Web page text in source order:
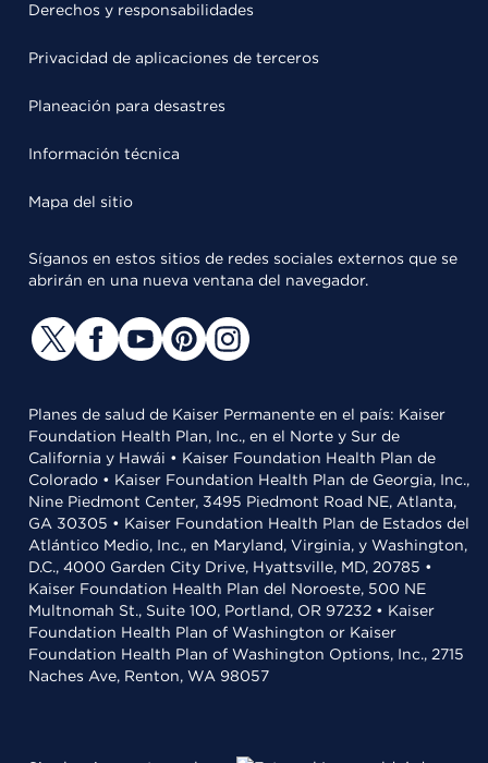
Derechos y responsabilidades
Privacidad de aplicaciones de terceros
Planeación para desastres
Información técnica
Mapa del sitio
Síganos en estos sitios de redes sociales externos que se
abrirán en una nueva ventana del navegador.
Planes de salud de Kaiser Permanente en el país: Kaiser
Foundation Health Plan, Inc., en el Norte y Sur de
California y Hawái • Kaiser Foundation Health Plan de
Colorado • Kaiser Foundation Health Plan de Georgia, Inc.,
Nine Piedmont Center, 3495 Piedmont Road NE, Atlanta,
GA 30305 • Kaiser Foundation Health Plan de Estados del
Atlántico Medio, Inc., en Maryland, Virginia, y Washington,
D.C., 4000 Garden City Drive, Hyattsville, MD, 20785 •
Kaiser Foundation Health Plan del Noroeste, 500 NE
Multnomah St., Suite 100, Portland, OR 97232 • Kaiser
Foundation Health Plan of Washington or Kaiser
Foundation Health Plan of Washington Options, Inc., 2715
Naches Ave, Renton, WA 98057